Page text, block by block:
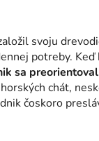
svoju
potreby. Keď
sa
chát,
čoskoro